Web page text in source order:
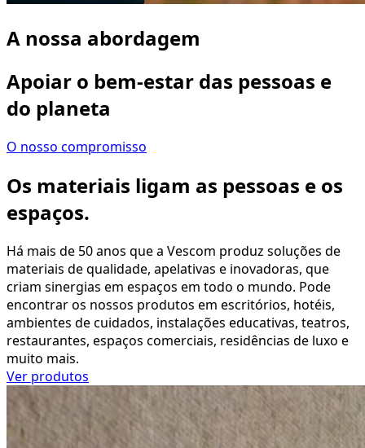
A nossa abordagem
Apoiar o bem-estar das pessoas e
do planeta
O nosso compromisso
Os materiais ligam as pessoas e os
espaços.
Há mais de 50 anos que a Vescom produz soluções de
materiais de qualidade, apelativas e inovadoras, que
criam sinergias em espaços em todo o mundo. Pode
encontrar os nossos produtos em escritórios, hotéis,
ambientes de cuidados, instalações educativas, teatros,
restaurantes, espaços comerciais, residências de luxo e
muito mais.
Ver produtos